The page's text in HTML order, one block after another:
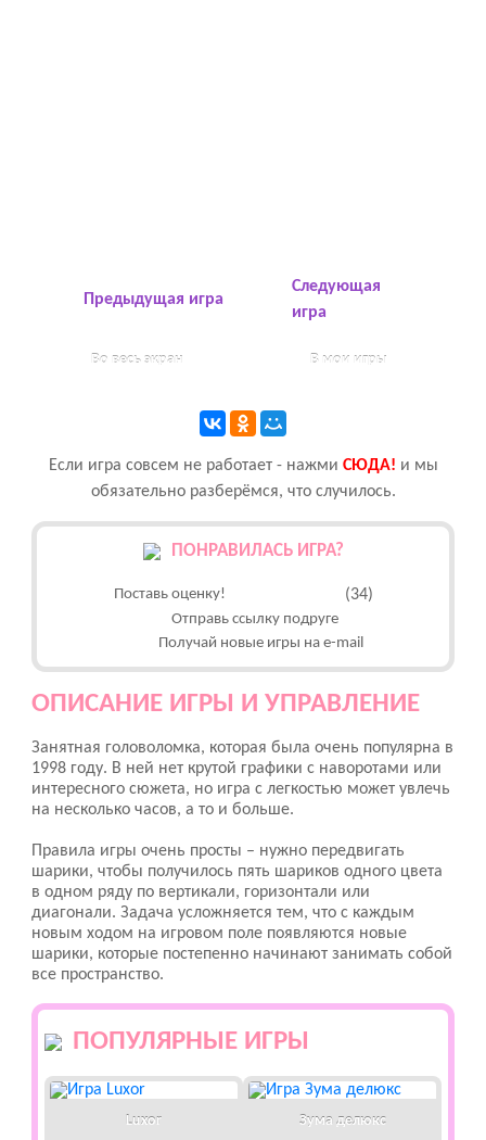
Предыдущая игра
Во весь экран В мои игры
Следующая
игра
Если игра совсем не работает - нажми CЮДА! и мы
обязательно разберёмся, что случилось.
ПОНРАВИЛАСЬ ИГРА?
Поставь оценку! (34)
Отправь ссылку подруге
Получай новые игры на e-mail
ОПИСАНИЕ ИГРЫ И УПРАВЛЕНИЕ
Занятная головоломка, которая была очень популярна в
1998 году. В ней нет крутой графики с наворотами или
интересного сюжета, но игра с легкостью может увлечь
на несколько часов, а то и больше.
Правила игры очень просты – нужно передвигать
шарики, чтобы получилось пять шариков одного цвета
в одном ряду по вертикали, горизонтали или
диагонали. Задача усложняется тем, что с каждым
новым ходом на игровом поле появляются новые
шарики, которые постепенно начинают занимать собой
все пространство.
ПОПУЛЯРНЫЕ ИГРЫ
Luxor Зума делюкс